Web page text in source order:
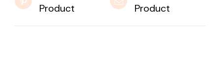
Product
Product